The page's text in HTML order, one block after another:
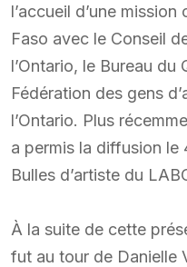
l’accueil d’une
Faso avec le Conseil
l’Ontario, le Bureau
Fédération des gens
l’Ontario. Plus
a permis la diffusion
Bulles d’artiste du
À la suite de cette
fut au tour de Danielle